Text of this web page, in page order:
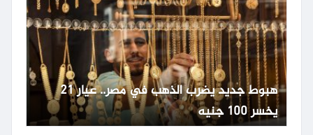
هبوط جديد يضرب الذهب في مصر.. عيار 21
يخسر 100 جنيه